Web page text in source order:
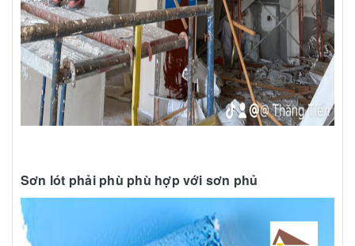
Sơn lót phải phù phù hợp với sơn phủ